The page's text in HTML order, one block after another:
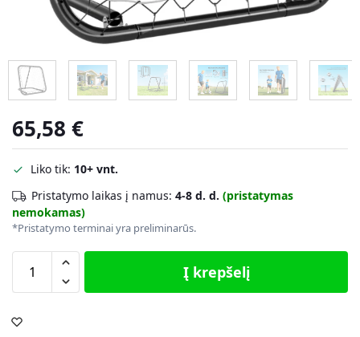
65,58 €
Liko tik: 10+ vnt.
Pristatymo laikas į namus: 4-8 d. d. (pristatymas
nemokamas)
*Pristatymo terminai yra preliminarūs.
Į krepšelį